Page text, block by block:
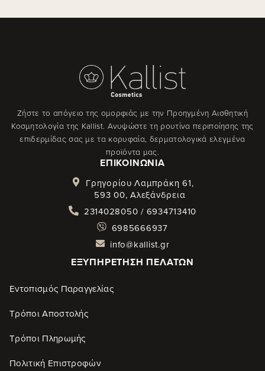
Ζήστε το απόγειο της ομορφιάς με την Προηγμένη Αισθητική
Κοσμητολογία της Kallist. Ανυψώστε τη ρουτίνα περιποίησης της
επιδερμίδας σας με τα κορυφαία, δερματολογικά ελεγμένα
προϊόντα μας.
ΕΠΙΚΟΙΝΩΝΊΑ
Γρηγορίου Λαμπράκη 61,
593 00, Αλεξάνδρεια
2314028050 / 6934713410
6985666937
info@kallist.gr
ΕΞΥΠΗΡΈΤΗΣΗ ΠΕΛΑΤΏΝ
Εντοπισμός Παραγγελίας
Τρόποι Αποστολής
Τρόποι Πληρωμής
Πολιτική Επιστροφών